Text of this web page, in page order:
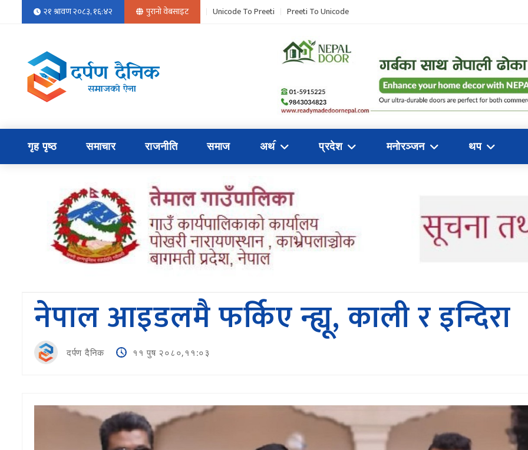
२१ श्रावण २०८३, १६:४२ पुरानो वेबसाइट Unicode To Preeti Preeti To Unicode
गृह पृष्ठ समाचार राजनीति समाज अथ॔ प्रदेश मनोरञ्जन थप
नेपाल आइडलमै फर्किए न्ह्यू, काली र इन्दिरा
दर्पण दैनिक ११ पुष २०८०,११:०३